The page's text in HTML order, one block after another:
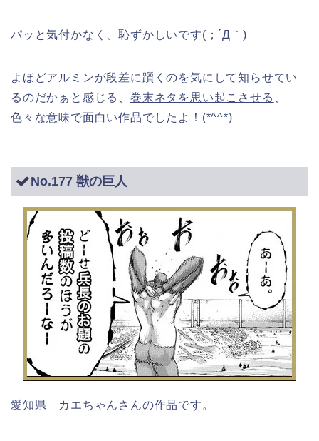
パッと気付かなく、恥ずかしいです(；´Д｀)
よほどアルミンが段差に躓くのを気にして知らせてい
るのだかぁと感じる、 巻末ネタを思い起こさせる 、
色々な意味で面白い作品でしたよ！(*^^*)
No.177 獣の巨人
愛知県 カエちゃんさんの作品です。